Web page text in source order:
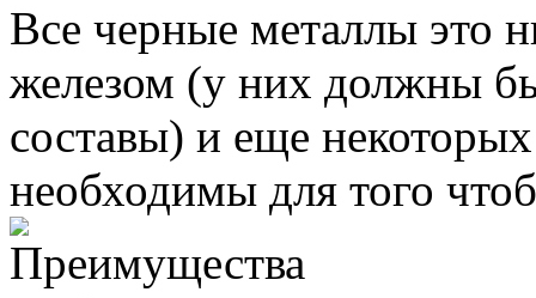
Все черные металлы это
железом (у них должны
составы) и еще
необходимы для того